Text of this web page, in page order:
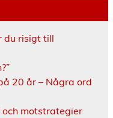
du risigt till
20 år – Några ord
motstrategier